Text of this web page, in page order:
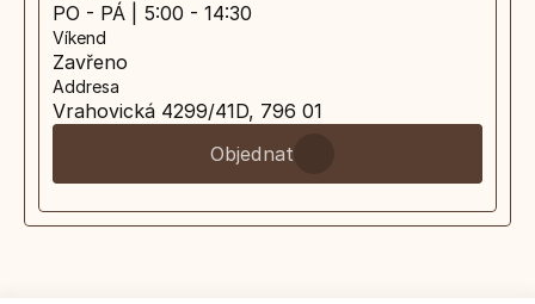
PO - PÁ | 5:00 - 14:30
Víkend
Zavřeno
Addresa
Vrahovická 4299/41D, 796 01
Objednat